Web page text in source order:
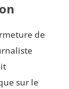
de
sur le